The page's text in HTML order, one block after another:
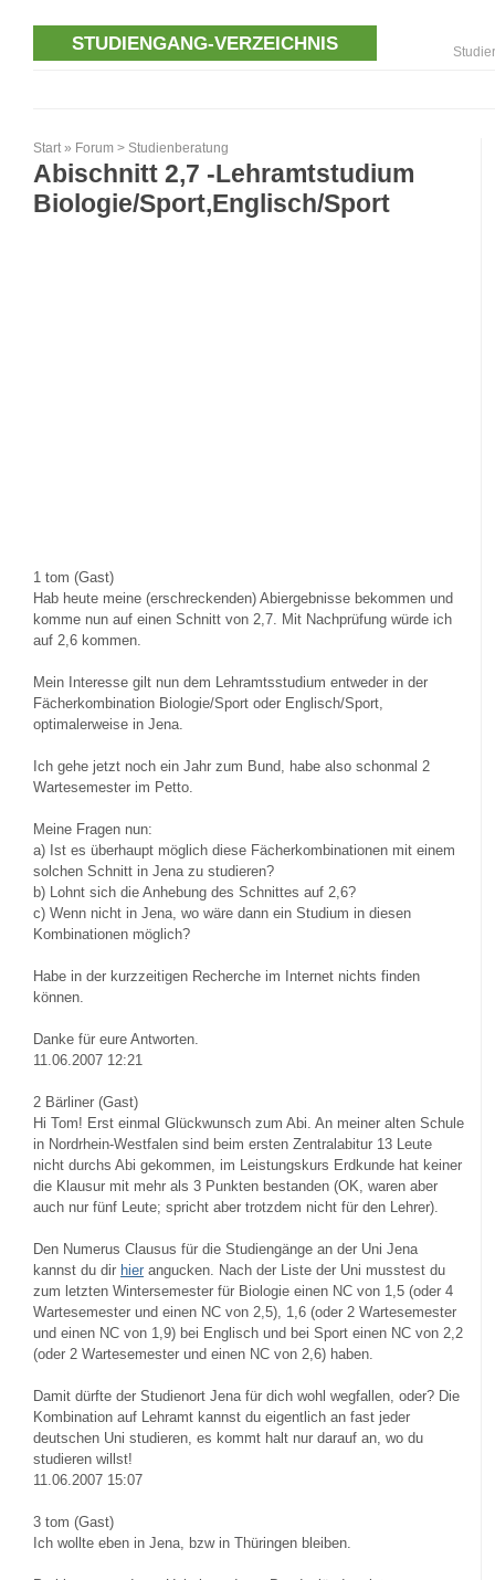
STUDIENGANG-VERZEICHNIS
Start » Forum > Studienberatung
Abischnitt 2,7 -Lehramtstudium
Biologie/Sport,Englisch/Sport
1 tom (Gast)
Hab heute meine (erschreckenden) Abiergebnisse bekommen und
komme nun auf einen Schnitt von 2,7. Mit Nachprüfung würde ich
auf 2,6 kommen.
Mein Interesse gilt nun dem Lehramtsstudium entweder in der
Fächerkombination Biologie/Sport oder Englisch/Sport,
optimalerweise in Jena.
Ich gehe jetzt noch ein Jahr zum Bund, habe also schonmal 2
Wartesemester im Petto.
Meine Fragen nun:
a) Ist es überhaupt möglich diese Fächerkombinationen mit einem
solchen Schnitt in Jena zu studieren?
b) Lohnt sich die Anhebung des Schnittes auf 2,6?
c) Wenn nicht in Jena, wo wäre dann ein Studium in diesen
Kombinationen möglich?
Habe in der kurzzeitigen Recherche im Internet nichts finden
können.
Danke für eure Antworten.
11.06.2007 12:21
2 Bärliner (Gast)
Hi Tom! Erst einmal Glückwunsch zum Abi. An meiner alten Schule
in Nordrhein-Westfalen sind beim ersten Zentralabitur 13 Leute
nicht durchs Abi gekommen, im Leistungskurs Erdkunde hat keiner
die Klausur mit mehr als 3 Punkten bestanden (OK, waren aber
auch nur fünf Leute; spricht aber trotzdem nicht für den Lehrer).
Den Numerus Clausus für die Studiengänge an der Uni Jena
kannst du dir hier angucken. Nach der Liste der Uni musstest du
zum letzten Wintersemester für Biologie einen NC von 1,5 (oder 4
Wartesemester und einen NC von 2,5), 1,6 (oder 2 Wartesemester
und einen NC von 1,9) bei Englisch und bei Sport einen NC von 2,2
(oder 2 Wartesemester und einen NC von 2,6) haben.
Damit dürfte der Studienort Jena für dich wohl wegfallen, oder? Die
Kombination auf Lehramt kannst du eigentlich an fast jeder
deutschen Uni studieren, es kommt halt nur darauf an, wo du
studieren willst!
11.06.2007 15:07
3 tom (Gast)
Ich wollte eben in Jena, bzw in Thüringen bleiben.